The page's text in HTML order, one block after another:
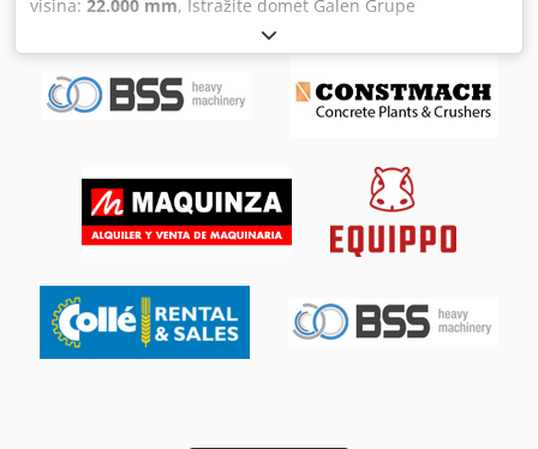
podalje od prašine i nakupljanja toplote. Rotor Centralni
deo rotora je mleven iz jednog bloka visokog иelika. U
drugo se može zameniti bez potrebe zamene cele jedinice
– troškovi sačuvani za korisnika! Držači sečiva su zamenljivi
zamenjen ako se oštećeni držači sečiva. Rotirajuća sečiva
sa 4 strane – jedno sečivo će vam trajati 4 puta duže. Naša
fiksna sečiva se mogu prilagoditi da nadoknade povećanu
toleranciju kada sečiva počnu da iščezu – duže vreme
kontrolišu zamenljivim ekranom koji je prilagođen na
osnovu materijala koji se koristi. Iseckani materijal se
uklanja pomoću mehaničkih, odnosno pneumatskih
visina: 22.000 mm, Istražite domet Galen Grupe
visokokvalitetnog dugog dosezanja bum-oružja, koji je
osmišljen da poboljša operativnu efikasnost i bezbednost u
izazovnim građevinskim okruženjima. Detalji o mašini na
fotografiji Model mašine: Komatsu PC450 Crodpfx Adjq E Iw
kontaktirajte nas